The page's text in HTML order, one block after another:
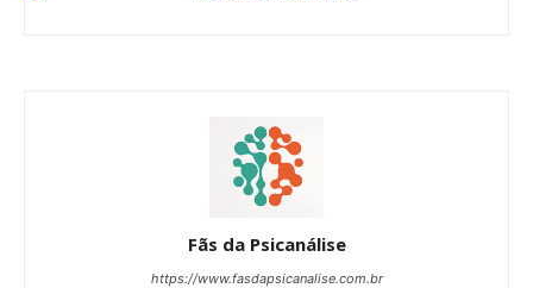
Fãs da Psicanálise
https://www.fasdapsicanalise.com.br